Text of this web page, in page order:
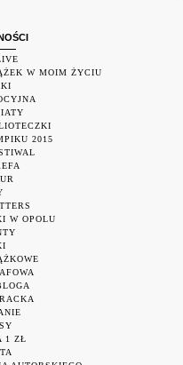
W MOIM ŻYCIU
2015
W OPOLU
1 ZŁ